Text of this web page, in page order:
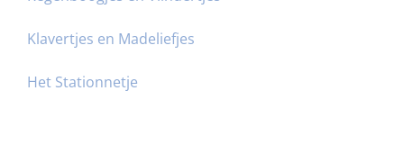
Klavertjes en Madeliefjes
Het Stationnetje